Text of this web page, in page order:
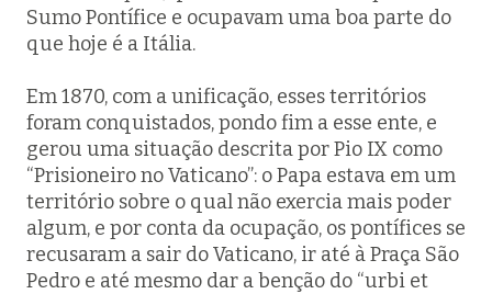
Sumo Pontífice e ocupavam uma boa parte do
que hoje é a Itália.
Em 1870, com a unificação, esses territórios
foram conquistados, pondo fim a esse ente, e
gerou uma situação descrita por Pio IX como
“Prisioneiro no Vaticano”: o Papa estava em um
território sobre o qual não exercia mais poder
algum, e por conta da ocupação, os pontífices se
recusaram a sair do Vaticano, ir até à Praça São
Pedro e até mesmo dar a benção do “urbi et